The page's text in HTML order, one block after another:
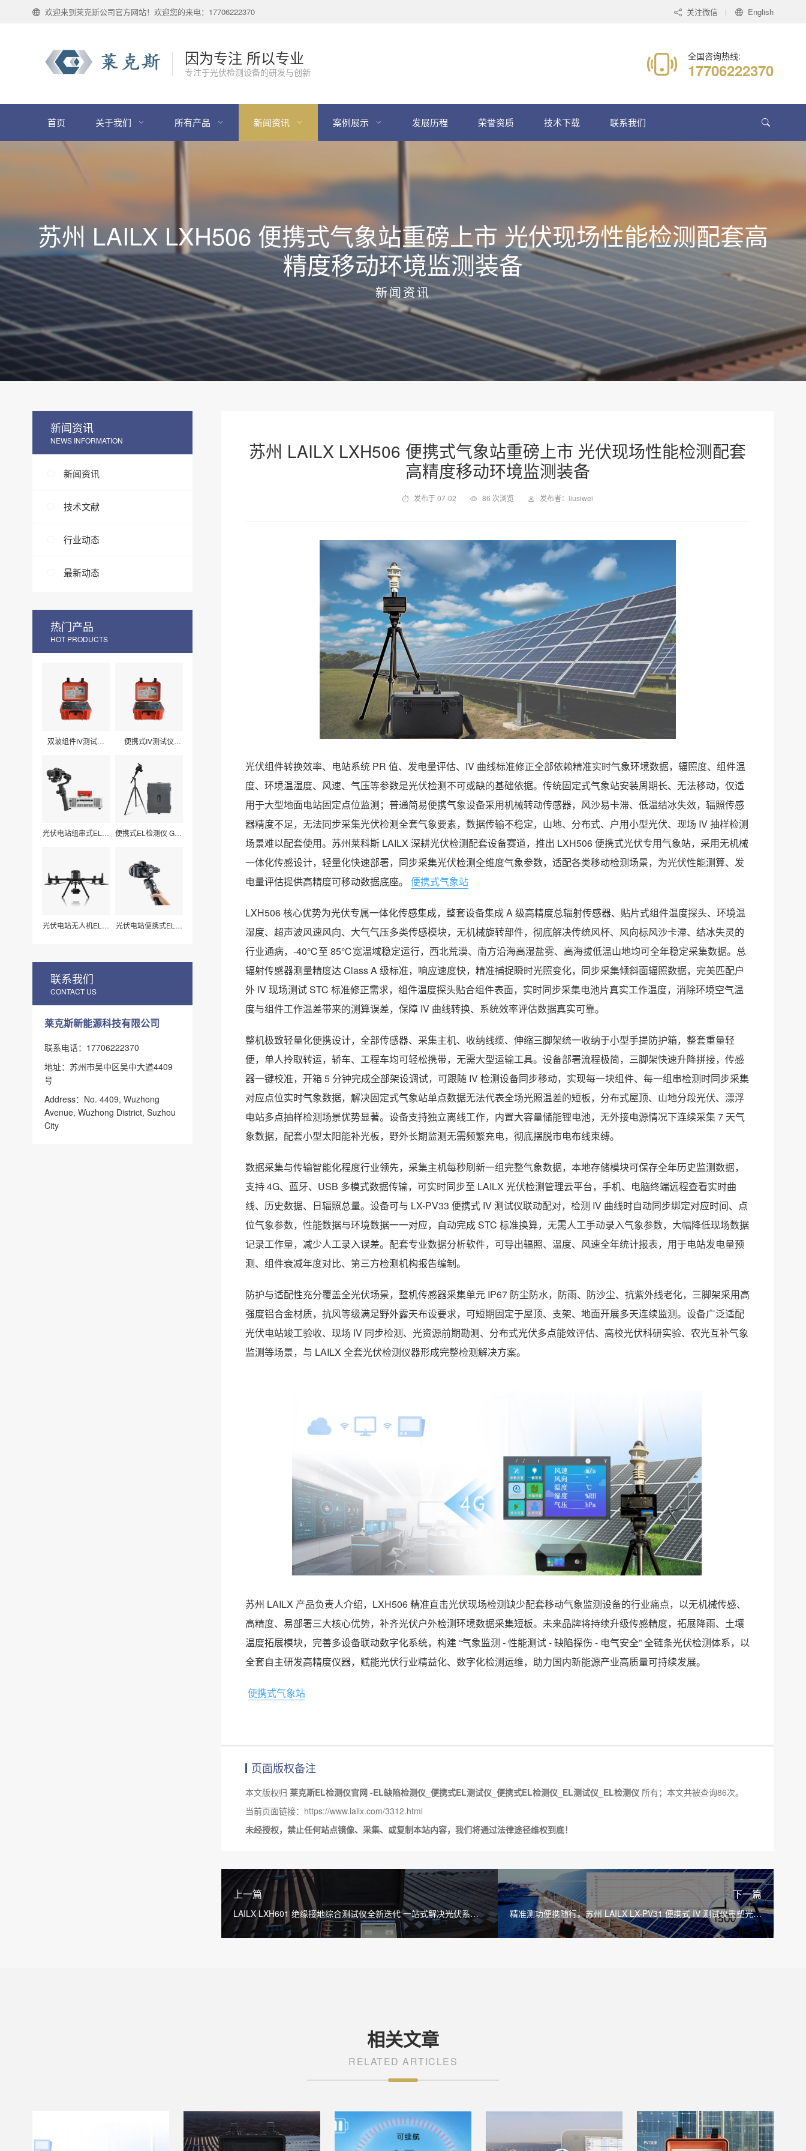
欢迎来到莱克斯公司官方网站！欢迎您的来电：17706222370 关注微信 English
因为专注 所以专业
专注于光伏检测设备的研发与创新
全国咨询热线:
17706222370
首页 关于我们 所有产品 新闻资讯 案例展示 发展历程 荣誉资质 技术下载 联系我们
苏州 LAILX LXH506 便携式气象站重磅上市 光伏现场性能检测配套高
精度移动环境监测装备
新闻资讯
新闻资讯
NEWS INFORMATION
新闻资讯
技术文献
行业动态
最新动态
热门产品
HOT PRODUCTS
双玻组件IV测试仪
便携式IV测试仪
光伏电站组串式EL检
便携式EL检测仪 G50
光伏电站无人机EL扫
光伏电站便携式EL检
联系我们
CONTACT US
莱克斯新能源科技有限公司
联系电话：17706222370
地址：苏州市吴中区吴中大道4409
号
Address：No. 4409, Wuzhong
Avenue, Wuzhong District, Suzhou
City
苏州 LAILX LXH506 便携式气象站重磅上市 光伏现场性能检测配套
高精度移动环境监测装备
发布于 07-02 86 次浏览 发布者：liusiwei
光伏组件转换效率、电站系统 PR 值、发电量评估、IV 曲线标准修正全部依赖精准实时气象环境数据，辐照度、组件温
度、环境温湿度、风速、气压等参数是光伏检测不可或缺的基础依据。传统固定式气象站安装周期长、无法移动，仅适
用于大型地面电站固定点位监测；普通简易便携气象设备采用机械转动传感器，风沙易卡滞、低温结冰失效，辐照传感
器精度不足，无法同步采集光伏检测全套气象要素，数据传输不稳定，山地、分布式、户用小型光伏、现场 IV 抽样检测
场景难以配套使用。苏州莱科斯 LAILX 深耕光伏检测配套设备赛道，推出 LXH506 便携式光伏专用气象站，采用无机械
一体化传感设计，轻量化快速部署，同步采集光伏检测全维度气象参数，适配各类移动检测场景，为光伏性能测算、发
电量评估提供高精度可移动数据底座。
便携式气象站
LXH506 核心优势为光伏专属一体化传感集成，整套设备集成 A 级高精度总辐射传感器、贴片式组件温度探头、环境温
湿度、超声波风速风向、大气气压多类传感模块，无机械旋转部件，彻底解决传统风杯、风向标风沙卡滞、结冰失灵的
行业通病，-40℃至 85℃宽温域稳定运行，西北荒漠、南方沿海高湿盐雾、高海拔低温山地均可全年稳定采集数据。总
辐射传感器测量精度达 Class A 级标准，响应速度快，精准捕捉瞬时光照变化，同步采集倾斜面辐照数据，完美匹配户
外 IV 现场测试 STC 标准修正需求，组件温度探头贴合组件表面，实时同步采集电池片真实工作温度，消除环境空气温
度与组件工作温差带来的测算误差，保障 IV 曲线转换、系统效率评估数据真实可靠。
整机极致轻量化便携设计，全部传感器、采集主机、收纳线缆、伸缩三脚架统一收纳于小型手提防护箱，整套重量轻
便，单人拎取转运，轿车、工程车均可轻松携带，无需大型运输工具。设备部署流程极简，三脚架快速升降拼接，传感
器一键校准，开箱 5 分钟完成全部架设调试，可跟随 IV 检测设备同步移动，实现每一块组件、每一组串检测时同步采集
对应点位实时气象数据，解决固定式气象站单点数据无法代表全场光照温差的短板，分布式屋顶、山地分段光伏、漂浮
电站多点抽样检测场景优势显著。设备支持独立离线工作，内置大容量储能锂电池，无外接电源情况下连续采集 7 天气
象数据，配套小型太阳能补光板，野外长期监测无需频繁充电，彻底摆脱市电布线束缚。
数据采集与传输智能化程度行业领先，采集主机每秒刷新一组完整气象数据，本地存储模块可保存全年历史监测数据，
支持 4G、蓝牙、USB 多模式数据传输，可实时同步至 LAILX 光伏检测管理云平台，手机、电脑终端远程查看实时曲
线、历史数据、日辐照总量。设备可与 LX-PV33 便携式 IV 测试仪联动配对，检测 IV 曲线时自动同步绑定对应时间、点
位气象参数，性能数据与环境数据一一对应，自动完成 STC 标准换算，无需人工手动录入气象参数，大幅降低现场数据
记录工作量，减少人工录入误差。配套专业数据分析软件，可导出辐照、温度、风速全年统计报表，用于电站发电量预
测、组件衰减年度对比、第三方检测机构报告编制。
防护与适配性充分覆盖全光伏场景，整机传感器采集单元 IP67 防尘防水，防雨、防沙尘、抗紫外线老化，三脚架采用高
强度铝合金材质，抗风等级满足野外露天布设要求，可短期固定于屋顶、支架、地面开展多天连续监测。设备广泛适配
光伏电站竣工验收、现场 IV 同步检测、光资源前期勘测、分布式光伏多点能效评估、高校光伏科研实验、农光互补气象
监测等场景，与 LAILX 全套光伏检测仪器形成完整检测解决方案。
苏州 LAILX 产品负责人介绍，LXH506 精准直击光伏现场检测缺少配套移动气象监测设备的行业痛点，以无机械传感、
高精度、易部署三大核心优势，补齐光伏户外检测环境数据采集短板。未来品牌将持续升级传感精度，拓展降雨、土壤
温度拓展模块，完善多设备联动数字化系统，构建 “气象监测 - 性能测试 - 缺陷探伤 - 电气安全” 全链条光伏检测体系，以
全套自主研发高精度仪器，赋能光伏行业精益化、数字化检测运维，助力国内新能源产业高质量可持续发展。
便携式气象站
页面版权备注
本文版权归 莱克斯EL检测仪官网 -EL缺陷检测仪_便携式EL测试仪_便携式EL检测仪_EL测试仪_EL检测仪 所有；本文共被查询86次。
当前页面链接：https://www.lailx.com/3312.html
未经授权，禁止任何站点镜像、采集、或复制本站内容，我们将通过法律途径维权到底！
上一篇
LAILX LXH601 绝缘接地综合测试仪全新迭代 一站式解决光伏系统
电气安全检测难题
下一篇
精准测功便携随行，苏州 LAILX LX-PV31 便携式 IV 测试仪重塑光伏
现场性能检测标准
相关文章
RELATED ARTICLES